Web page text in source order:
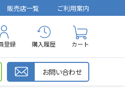
販売店一覧 ご利用案内
登録 購入履歴 カート
お問い合わせ